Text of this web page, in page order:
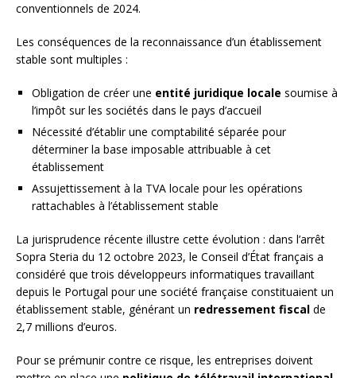
conventionnels de 2024.
Les conséquences de la reconnaissance d’un établissement
stable sont multiples :
Obligation de créer une entité juridique locale soumise à
l’impôt sur les sociétés dans le pays d’accueil
Nécessité d’établir une comptabilité séparée pour
déterminer la base imposable attribuable à cet
établissement
Assujettissement à la TVA locale pour les opérations
rattachables à l’établissement stable
La jurisprudence récente illustre cette évolution : dans l’arrêt
Sopra Steria du 12 octobre 2023, le Conseil d’État français a
considéré que trois développeurs informatiques travaillant
depuis le Portugal pour une société française constituaient un
établissement stable, générant un redressement fiscal de
2,7 millions d’euros.
Pour se prémunir contre ce risque, les entreprises doivent